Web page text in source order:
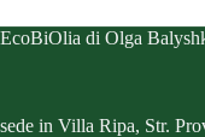
EcoBiOlia di Olga
sede in Villa Ripa, Str.